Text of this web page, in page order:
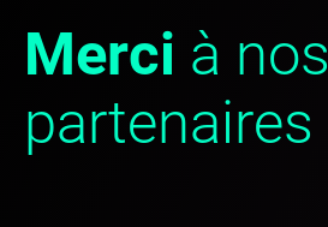
Merci à nos
partenaires